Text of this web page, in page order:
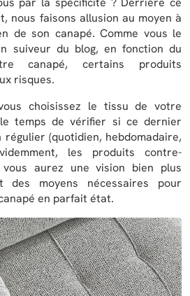
nous faisons allusion au moyen à
de son canapé. Comme vous le
suiveur du blog, en fonction du
canapé, certains produits
risques.
choisissez le tissu de votre
temps de vérifier si ce dernier
(quotidien, hebdomadaire,
les produits contre-
aurez une vision bien plus
des moyens nécessaires pour
en parfait état.